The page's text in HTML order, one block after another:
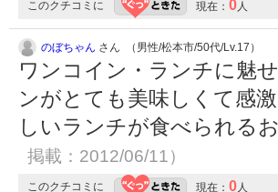
このクチコミに 現在： 0 人
のぼちゃん さん （男性/松本市/50代/Lv.17）
ワンコイン・ランチに魅
ンがとても美味しくて感
しいランチが食べられる
掲載：2012/06/11）
このクチコミに 現在： 0 人